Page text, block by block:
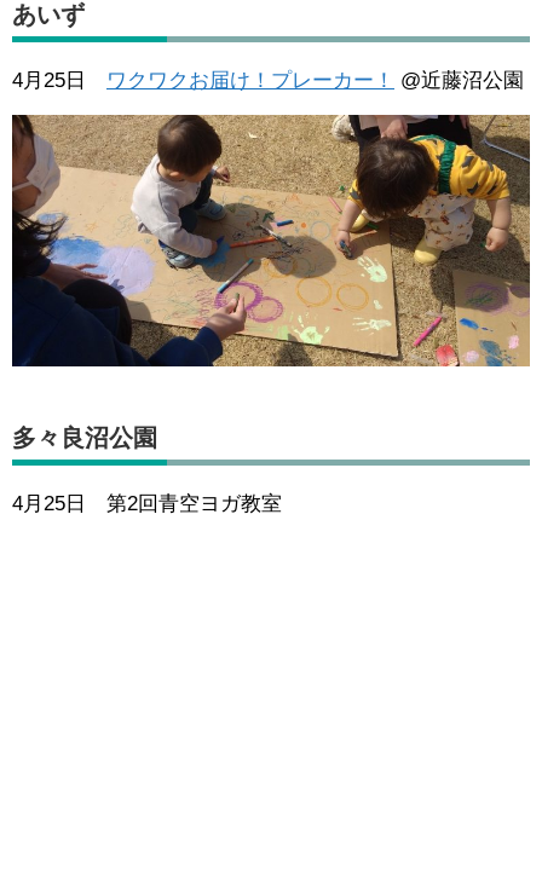
あいず
4月25日 ワクワクお届け！プレーカー！ @近藤沼公園
多々良沼公園
4月25日 第2回青空ヨガ教室